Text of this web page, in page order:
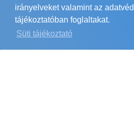
irányelveket valamint az
tájékoztatóban foglaltakat.
Süti tájékoztató